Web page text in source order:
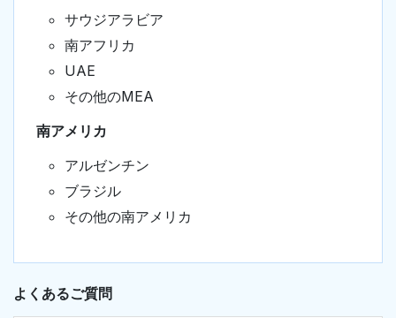
サウジアラビア
南アフリカ
UAE
その他のMEA
南アメリカ
アルゼンチン
ブラジル
その他の南アメリカ
よくあるご質問